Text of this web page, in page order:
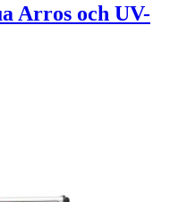
Arros och UV-